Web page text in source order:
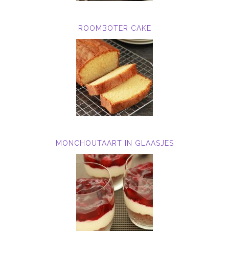
ROOMBOTER CAKE
MONCHOUTAART IN GLAASJES